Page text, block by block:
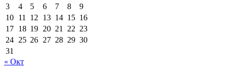
3
4 5 6 7 8
9
10 11 12 13 14 15 16
17 18 19 20 21 22 23
24 25 26 27 28 29 30
31
« Окт